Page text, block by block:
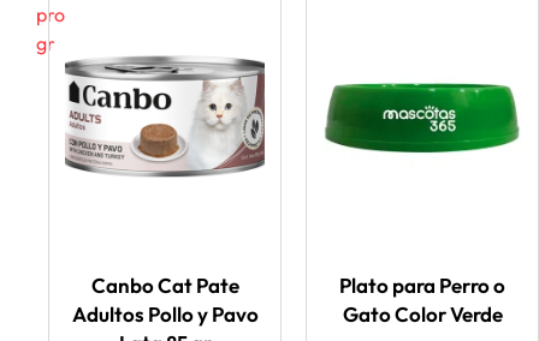
producto / 85
gr
Canbo Cat Pate
Adultos Pollo y Pavo
Plato para Perro o
Gato Color Verde